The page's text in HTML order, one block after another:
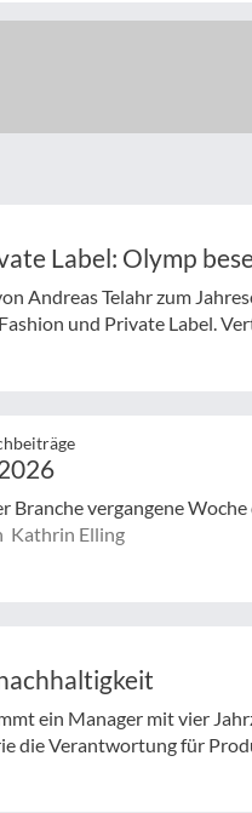
Label: Olymp
Andreas Telahr zum
und Private Label.
Branche vergangene
Kathrin Elling
ein Manager mit vier
die Verantwortung für